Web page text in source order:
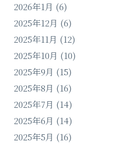
2026年1月 (6)
2025年12月 (6)
2025年11月 (12)
2025年10月 (10)
2025年9月 (15)
2025年8月 (16)
2025年7月 (14)
2025年6月 (14)
2025年5月 (16)